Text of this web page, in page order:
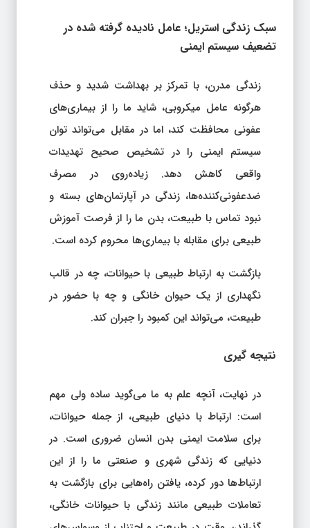
سبک زندگی استریل؛ عامل نادیده‌ گرفته‌ شده در
تضعیف سیستم ایمنی
زندگی مدرن، با تمرکز بر بهداشت شدید و حذف
هرگونه عامل میکروبی، شاید ما را از بیماری‌های
عفونی محافظت کند، اما در مقابل می‌تواند توان
سیستم ایمنی را در تشخیص صحیح تهدیدات
واقعی کاهش دهد. زیاده‌روی در مصرف
ضدعفونی‌کننده‌ها، زندگی در آپارتمان‌های بسته و
نبود تماس با طبیعت، بدن ما را از فرصت آموزش
طبیعی برای مقابله با بیماری‌ها محروم کرده است.
بازگشت به ارتباط طبیعی با حیوانات، چه در قالب
نگهداری از یک حیوان خانگی و چه با حضور در
طبیعت، می‌تواند این کمبود را جبران کند.
نتیجه‌ گیری
در نهایت، آنچه علم به ما می‌گوید ساده ولی مهم
است: ارتباط با دنیای طبیعی، از جمله حیوانات،
برای سلامت ایمنی بدن انسان ضروری است. در
دنیایی که زندگی شهری و صنعتی ما را از این
ارتباط‌ها دور کرده، یافتن راه‌هایی برای بازگشت به
تعاملات طبیعی مانند زندگی با حیوانات خانگی،